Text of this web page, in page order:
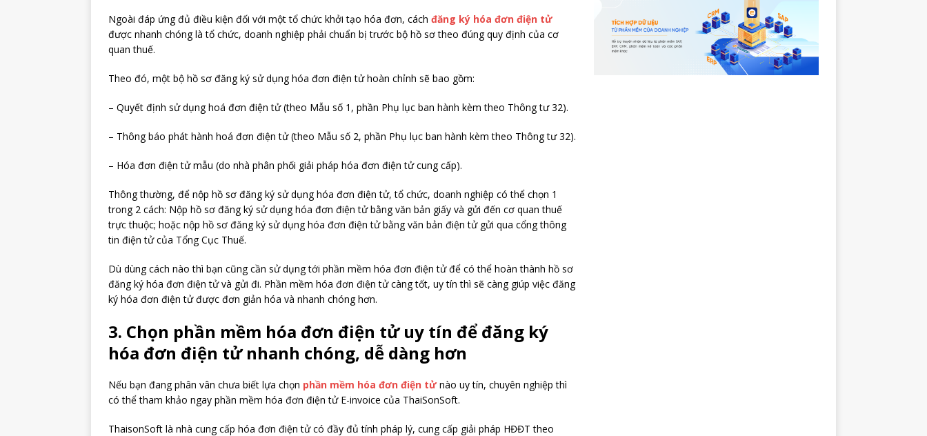
Ngoài đáp ứng đủ điều kiện đối với một tổ chức khởi tạo hóa đơn, cách đăng ký hóa đơn điện tử
được nhanh chóng là tổ chức, doanh nghiệp phải chuẩn bị trước bộ hồ sơ theo đúng quy định của cơ
quan thuế.
Theo đó, một bộ hồ sơ đăng ký sử dụng hóa đơn điện tử hoàn chỉnh sẽ bao gồm:
– Quyết định sử dụng hoá đơn điện tử (theo Mẫu số 1, phần Phụ lục ban hành kèm theo Thông tư 32).
– Thông báo phát hành hoá đơn điện tử (theo Mẫu số 2, phần Phụ lục ban hành kèm theo Thông tư 32).
– Hóa đơn điện tử mẫu (do nhà phân phối giải pháp hóa đơn điện tử cung cấp).
Thông thường, để nộp hồ sơ đăng ký sử dụng hóa đơn điện tử, tổ chức, doanh nghiệp có thể chọn 1
trong 2 cách: Nộp hồ sơ đăng ký sử dụng hóa đơn điện tử bằng văn bản giấy và gửi đến cơ quan thuế
trực thuộc; hoặc nộp hồ sơ đăng ký sử dụng hóa đơn điện tử bằng văn bản điện tử gửi qua cổng thông
tin điện tử của Tổng Cục Thuế.
Dù dùng cách nào thì bạn cũng cần sử dụng tới phần mềm hóa đơn điện tử để có thể hoàn thành hồ sơ
đăng ký hóa đơn điện tử và gửi đi. Phần mềm hóa đơn điện tử càng tốt, uy tín thì sẽ càng giúp việc đăng
ký hóa đơn điện tử được đơn giản hóa và nhanh chóng hơn.
3. Chọn phần mềm hóa đơn điện tử uy tín để đăng ký
hóa đơn điện tử nhanh chóng, dễ dàng hơn
Nếu bạn đang phân vân chưa biết lựa chọn phần mềm hóa đơn điện tửnào uy tín, chuyên nghiệp thì
có thể tham khảo ngay phần mềm hóa đơn điện tử E-invoice của ThaiSonSoft.
ThaisonSoft là nhà cung cấp hóa đơn điện tử có đầy đủ tính pháp lý, cung cấp giải pháp HĐĐT theo